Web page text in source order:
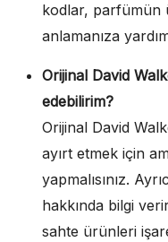
kodlar, parfümün
anlamanıza
Orijinal David
edebilirim?
Orijinal David
ayırt etmek için
yapmalısınız.
hakkında bilgi
sahte ürünleri